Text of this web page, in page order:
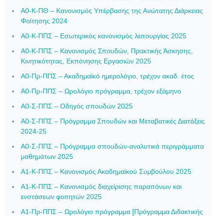
Α0-Κ-ΠΘ – Κανονισμός Υπέρβασης της Ανώτατης Διάρκειας
Φοίτησης 2024
Α0-Κ-ΠΠΣ – Εσωτερικός κανονισμός λειτουργίας 2025
Α0-Κ-ΠΠΣ – Κανονισμός Σπουδών, Πρακτικής Άσκησης,
Κινητικότητας, Εκπόνησης Εργασιών 2025
Α0-Πρ-ΠΠΣ – Ακαδημαϊκό ημερολόγιο, τρέχον ακαδ. έτος
Α0-Πρ-ΠΠΣ – Ωρολόγιο πρόγραμμα, τρέχον εξάμηνο
Α0-Σ-ΠΠΣ – Οδηγός σπουδών 2025
Α0-Σ-ΠΠΣ – Πρόγραμμα Σπουδών και Μεταβατικές Διατάξεις
2024-25
Α0-Σ-ΠΠΣ – Πρόγραμμα σπουδών-αναλυτικά περιγράμματα
μαθημάτων 2025
Α1-Κ-ΠΠΣ – Κανονισμός Ακαδημαϊκού Συμβούλου 2025
Α1-Κ-ΠΠΣ – Κανονισμός διαχείρισης παραπόνων και
ενστάσεων φοιτητών 2025
Α1-Πρ-ΠΠΣ – Ωρολόγιο πρόγραμμα [Πρόγραμμα Διδακτικής